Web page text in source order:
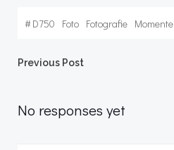
#D750 Foto Fotografie Momente
Post
navigation
Previous Post
No responses yet